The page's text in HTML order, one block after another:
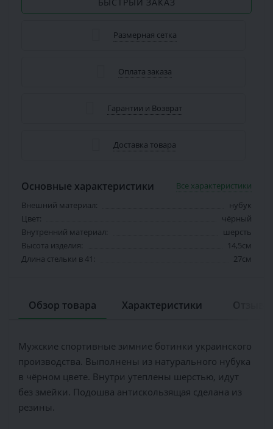
Размерная сетка
Оплата заказа
Гарантии и Возврат
Доставка товара
Основные характеристики
Все характеристики
Внешний материал:
нубук
Цвет:
чёрный
Внутренний материал:
шерсть
Высота изделия:
14,5см
Длина стельки в 41:
27см
Обзор товара Характеристики
Мужские спортивные зимние ботинки украинского
производства. Выполнены из натурального нубука
в чёрном цвете. Внутри утеплены шерстью, идут
без змейки. Подошва антискользящая сделана из
резины.